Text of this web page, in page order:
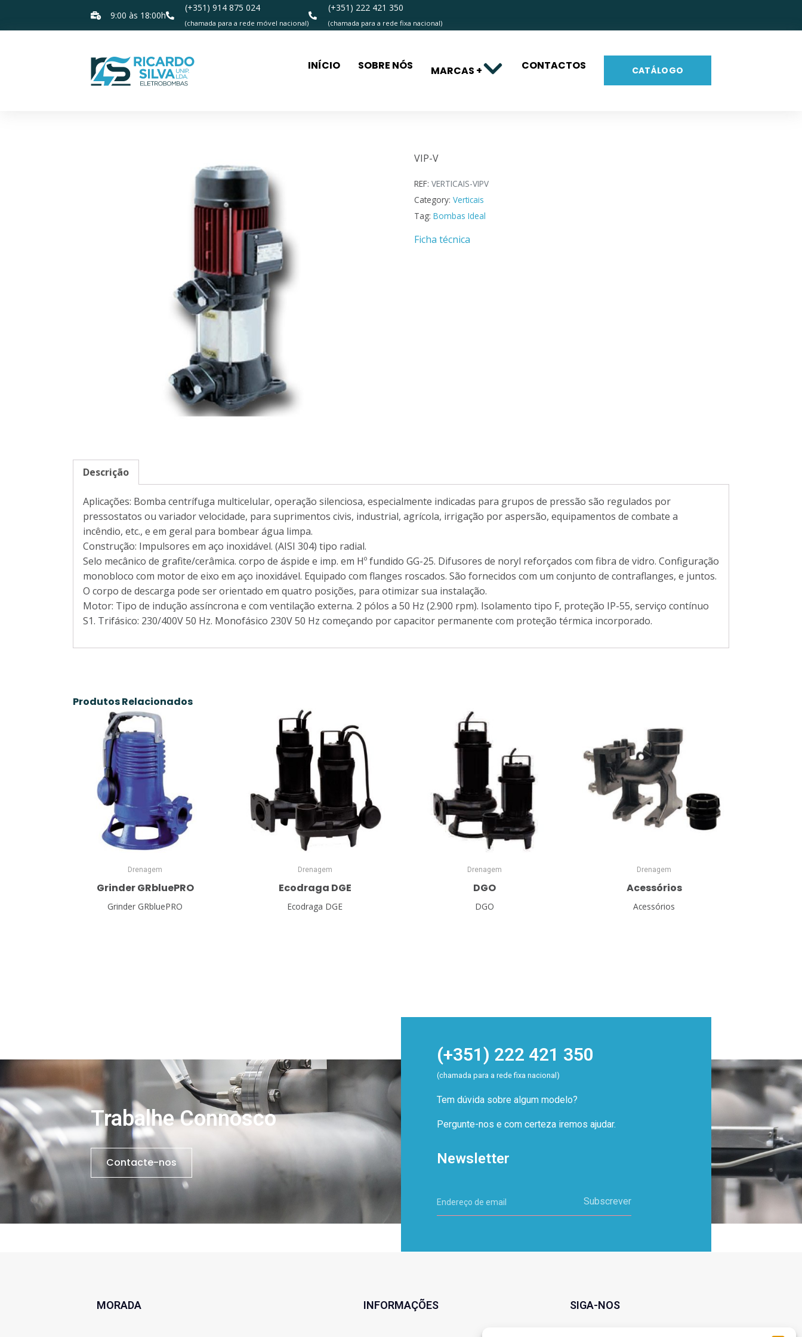
9:00 às 18:00h
(+351) 914 875 024
(chamada para a rede móvel nacional)
(+351) 222 421 350
(chamada para a rede fixa nacional)
INÍCIO SOBRE NÓS MARCAS + CONTACTOS CATÁLOGO
VIP-V
REF: VERTICAIS-VIPV
Category: Verticais
Tag: Bombas Ideal
Ficha técnica
Descrição
Aplicações: Bomba centrífuga multicelular, operação silenciosa, especialmente indicadas para grupos de pressão são regulados por
pressostatos ou variador velocidade, para suprimentos civis, industrial, agrícola, irrigação por aspersão, equipamentos de combate a
incêndio, etc., e em geral para bombear água limpa.
Construção: Impulsores em aço inoxidável. (AISI 304) tipo radial.
Selo mecânico de grafite/cerâmica. corpo de áspide e imp. em Hº fundido GG-25. Difusores de noryl reforçados com fibra de vidro. Configuração
monobloco com motor de eixo em aço inoxidável. Equipado com flanges roscados. São fornecidos com um conjunto de contraflanges, e juntos.
O corpo de descarga pode ser orientado em quatro posições, para otimizar sua instalação.
Motor: Tipo de indução assíncrona e com ventilação externa. 2 pólos a 50 Hz (2.900 rpm). Isolamento tipo F, proteção IP-55, serviço contínuo
S1. Trifásico: 230/400V 50 Hz. Monofásico 230V 50 Hz começando por capacitor permanente com proteção térmica incorporado.
Produtos Relacionados
Drenagem
Grinder GRbluePRO
Grinder GRbluePRO
Drenagem
Ecodraga DGE
Ecodraga DGE
Drenagem
DGO
DGO
Drenagem
Acessórios
Acessórios
Trabalhe Connosco
Contacte-nos
(+351) 222 421 350
(chamada para a rede fixa nacional)
Tem dúvida sobre algum modelo?
Pergunte-nos e com certeza iremos ajudar.
Newsletter
Subscrever
MORADA INFORMAÇÕES SIGA-NOS